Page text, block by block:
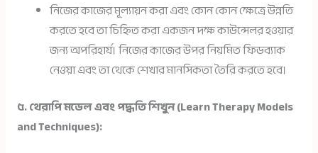
নিজের কাজের মূল্যায়ন করা এবং কোন কোন ক্ষেত্রে উন্নতি
করতে হবে তা চিহ্নিত করা একজন দক্ষ কাউন্সেলর হওয়ার
জন্য অপরিহার্য। নিজের কাজের উপর নিয়মিত ফিডব্যাক
নেওয়া এবং তা থেকে শেখার মানসিকতা তৈরি করতে হবে।
৫. থেরাপি মডেল এবং পদ্ধতি শিখুন (Learn Therapy Models
and Techniques):